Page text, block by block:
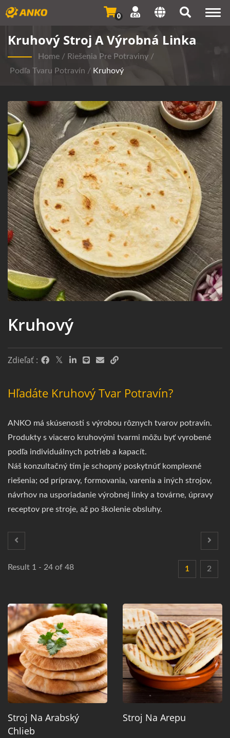
0
Kruhový Stroj A Výrobná Linka
Home / Riešenia Pre Potraviny /
Podľa Tvaru Potravín / Kruhový
Kruhový
Zdieľať :
Hľadáte Kruhový Tvar Potravín?
ANKO má skúsenosti s výrobou rôznych tvarov potravín.
Produkty s viacero kruhovými tvarmi môžu byť vyrobené
podľa individuálnych potrieb a kapacít.
Náš konzultačný tím je schopný poskytnúť komplexné
riešenia; od prípravy, formovania, varenia a iných strojov,
návrhov na usporiadanie výrobnej linky a továrne, úpravy
receptov pre stroje, až po školenie obsluhy.
Result 1 - 24 of 48 1 2
Stroj Na Arabský
Chlieb
Stroj Na Arepu